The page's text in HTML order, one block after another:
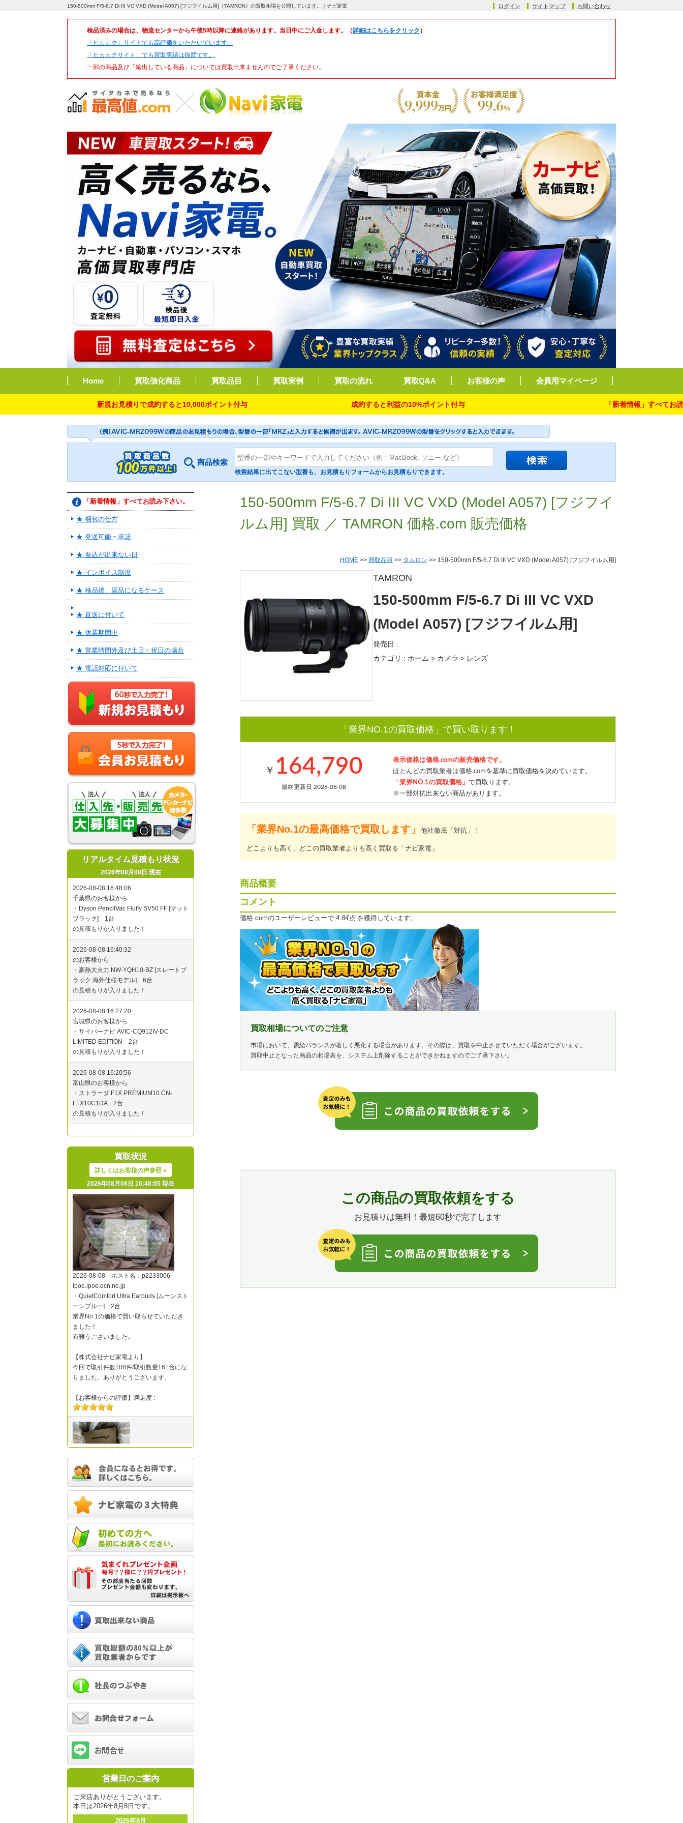
150-500mm F/5-6.7 Di III VC VXD (Model A057) [フジフイルム用]（TAMRON）の買取相場を公開しています。｜ナビ家電 ログイン サイトマップ お問い合わせ
検品済みの場合は、物流センターから午後5時以降に連絡があります。当日中にご入金します。（詳細はこちらをクリック ）
「ヒカカク」サイトでも高評価をいただいています。
「ヒカカクサイト」でも買取実績は抜群です。
一部の商品及び「輸出している商品」については買取出来ませんのでご了承ください。
Home 買取強化商品 買取品目 買取実例 買取の流れ 買取Q&A お客様の声 会員用マイページ
新規お見積りで成約すると10,000ポイント付与 成約すると利益の10%ポイント付与 「新着情報」すべてお読み下さ
商品検索
検索結果に出てこない型番も、お見積もりフォームからお見積もりできます。
150-500mm F/5-6.7 Di III VC VXD (Model A057) [フジフイ
ルム用] 買取 ／ TAMRON 価格.com 販売価格
HOME >> 買取品目 >> タムロン >> 150-500mm F/5-6.7 Di III VC VXD (Model A057) [フジフイルム用]
TAMRON
150-500mm F/5-6.7 Di III VC VXD
(Model A057) [フジフイルム用]
発売日 :
カテゴリ : ホーム > カメラ > レンズ
「業界NO.1の買取価格」で買い取ります！
￥ 164,790
最終更新日 2026-08-08
表示価格は価格.comの販売価格です。
ほとんどの買取業者は価格.comを基準に買取価格を決めています。
「業界NO.1の買取価格」 で買取ります。
※一部対抗出来ない商品があります。
「業界No.1の最高価格で買取します」 他社徹底「対抗」！
どこよりも高く、どこの買取業者よりも高く買取る「ナビ家電」
商品概要
コメント
価格.comのユーザーレビューで 4.84点を獲得しています。
買取相場についてのご注意
市場において、需給バランスが著しく悪化する場合があります。その際は、買取を中止させていただく場合がございます。
買取中止となった商品の相場表を、システム上削除することができかねますのでご了承下さい。
この商品の買取依頼をする
お見積りは無料！最短60秒で完了します
「新着情報」すべてお読み下さい。
★ 梱包の仕方
★ 発送可能＝承諾
★ 振込が出来ない日
★ インボイス制度
★ 検品後、返品になるケース
★ 直送に付いて
★ 休業期間中
★ 営業時間外及び土日・祝日の場合
★ 電話対応に付いて
リアルタイム見積もり状況
2026年08月08日 現在
買取状況
詳しくはお客様の声参照 »
2026年08月08日 16:48:05 現在
営業日のご案内
ご来店ありがとうございます。
本日は2026年8月8日です。
2026年8月